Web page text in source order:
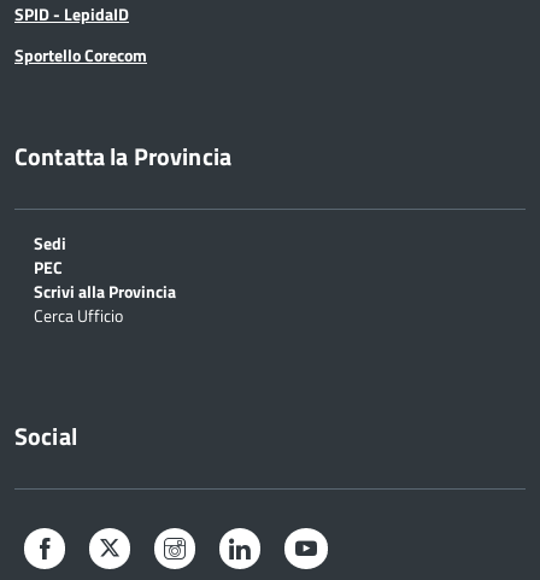
SPID - LepidaID
Sportello Corecom
Contatta la Provincia
Sedi
PEC
Scrivi alla Provincia
Cerca Ufficio
Social
Facebook Twitter Instagram LinkedIn